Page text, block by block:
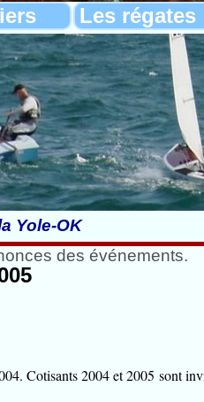
Les régates
Yole-OK
des événements.
Cotisants 2004 et 2005 sont